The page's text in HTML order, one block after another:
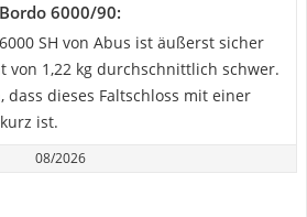
6000/90:
SH von Abus ist äußerst sicher
von 1,22 kg durchschnittlich schwer.
dass dieses Faltschloss mit einer
ist.
08/2026